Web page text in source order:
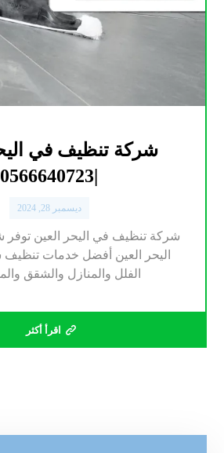
شركة تنظيف في
|0566640723
ديسمبر 28, 2024
شركة تنظيف في اليحر العين
اليحر العين أفضل خدمات
الفلل والمنازل والشقق
اقرأ أكثر